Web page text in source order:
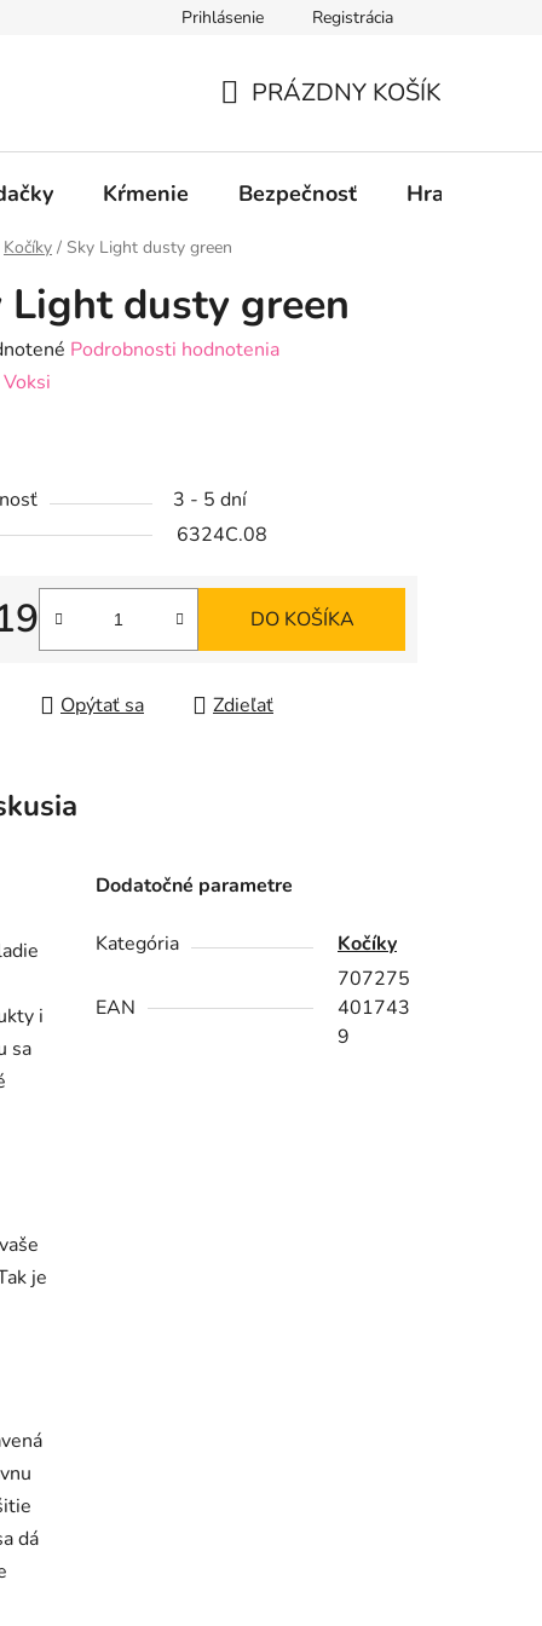
Prihlásenie Registrácia
KOŠÍK
PRÁZDNY KOŠÍK
Kŕmenie Bezpečnosť Hračky
Kočíky / Sky Light dusty green
Light dusty green
Podrobnosti hodnotenia
Voksi
3 - 5 dní
6324C.08
cena:
DO KOŠÍKA
Opýtať sa Zdieľať
i
sa
je
dá
Dodatočné parametre
Kategória Kočíky
EAN
707275
401743
9